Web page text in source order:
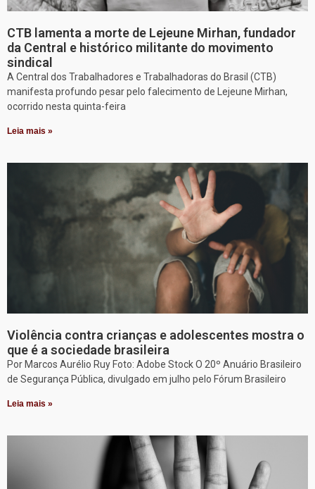
CTB lamenta a morte de Lejeune Mirhan, fundador
da Central e histórico militante do movimento
sindical
A Central dos Trabalhadores e Trabalhadoras do Brasil (CTB)
manifesta profundo pesar pelo falecimento de Lejeune Mirhan,
ocorrido nesta quinta-feira
Leia mais »
Violência contra crianças e adolescentes mostra o
que é a sociedade brasileira
Por Marcos Aurélio Ruy Foto: Adobe Stock O 20º Anuário Brasileiro
de Segurança Pública, divulgado em julho pelo Fórum Brasileiro
Leia mais »